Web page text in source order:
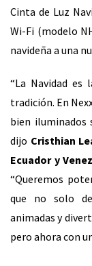
Cinta de Luz
Wi-Fi (modelo
navideña a una
“La Navidad
tradición. En
bien iluminados
dijo Cristhian
Ecuador y
“Queremos
que no solo
animadas y
pero ahora con